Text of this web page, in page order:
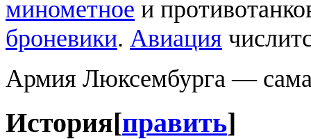
минометное и
броневики. Авиация
Армия Люксембурга —
История[править]